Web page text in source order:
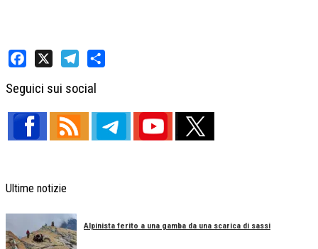
Seguici sui social
Ultime notizie
Alpinista ferito a una gamba da una scarica di sassi